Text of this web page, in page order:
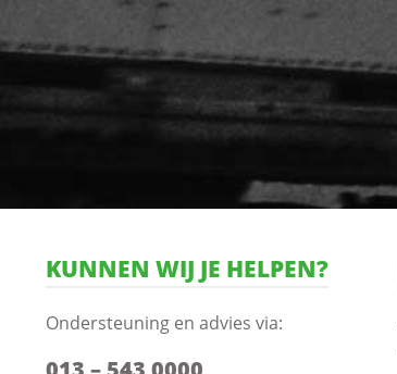
KUNNEN WIJ JE HELPEN?
Ondersteuning en advies via: